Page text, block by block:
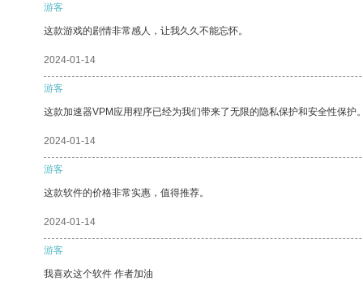
游客
这款游戏的剧情非常感人，让我久久不能忘怀。
2024-01-14
游客
这款加速器VPM应用程序已经为我们带来了无限的隐私保护和安全性保护
2024-01-14
游客
这款软件的价格非常实惠，值得推荐。
2024-01-14
游客
我喜欢这个软件 作者加油